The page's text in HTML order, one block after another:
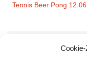
Tennis Beer Pong